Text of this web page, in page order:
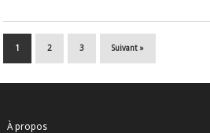
1 2 3 Suivant »
À propos